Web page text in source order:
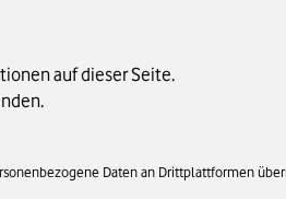
auf dieser Seite.
Daten an Drittplattformen